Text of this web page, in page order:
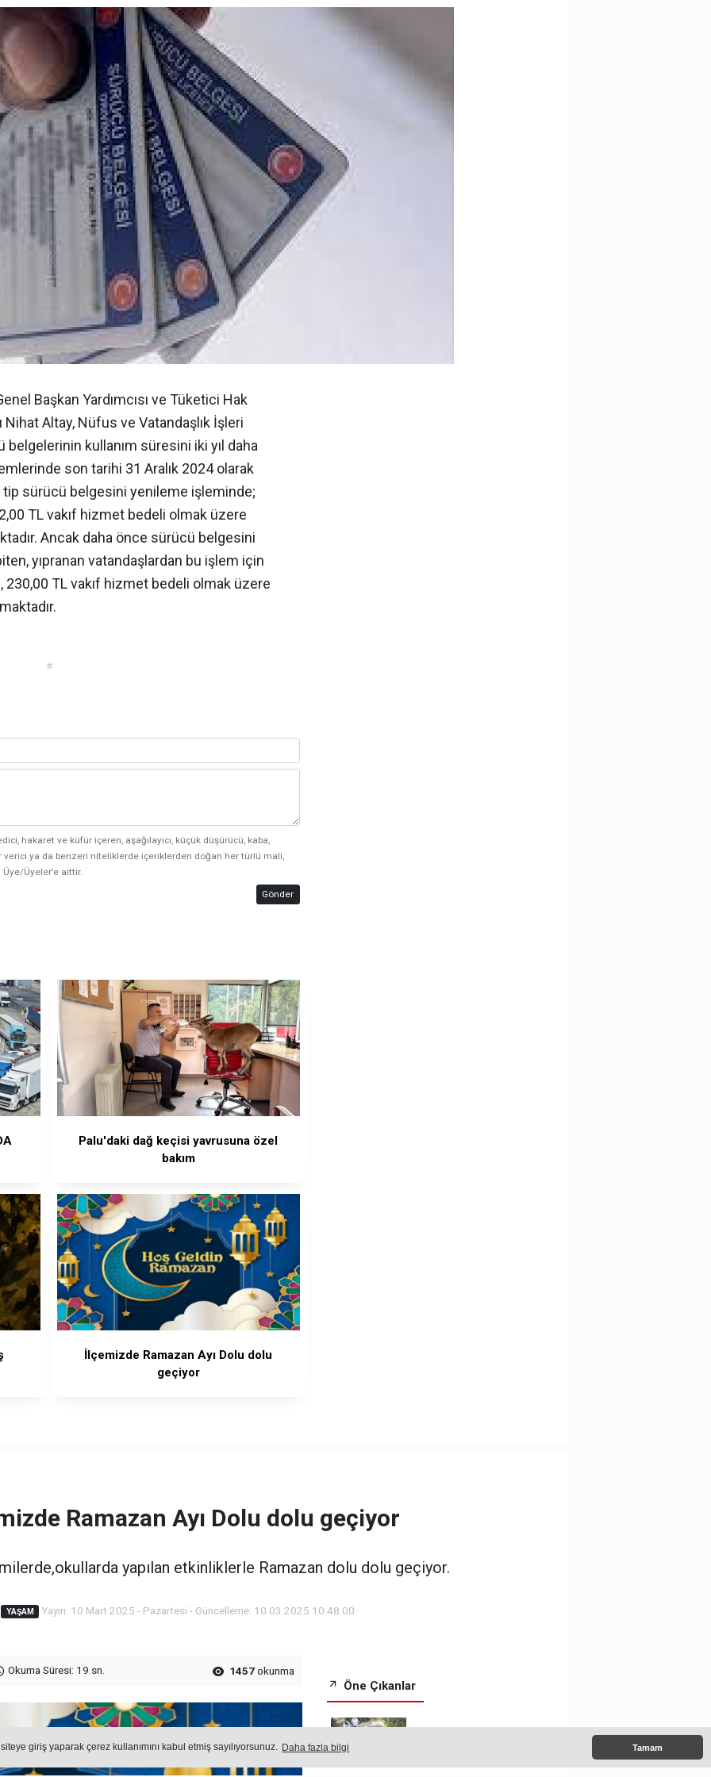
giriş yaparak çerez kullanımını kabul etmiş sayılıyorsunuz. Daha fazla bilgi Tamam
Başkan Yardımcısı ve Tüketici Hak
Nihat Altay, Nüfus ve Vatandaşlık İşleri
kullanım süresini iki yıl daha
son tarihi 31 Aralık 2024 olarak
tip sürücü belgesini yenileme işleminde;
TL vakıf hizmet bedeli olmak üzere
Ancak daha önce sürücü belgesini
yıpranan vatandaşlardan bu işlem için
230,00 TL vakıf hizmet bedeli olmak üzere
#
hakaret ve küfür içeren, aşağılayıcı, küçük düşürücü, kaba,
verici ya da benzeri niteliklerde içeriklerden doğan her türlü mali,
Üyeler’e aittir.
Gönder
Palu'daki dağ keçisi yavrusuna özel
bakım
İlçemizde Ramazan Ayı Dolu dolu
geçiyor
Ramazan Ayı Dolu dolu geçiyor
yapılan etkinliklerle Ramazan dolu dolu geçiyor.
YAŞAM Yayın: 10 Mart 2025 - Pazartesi - Güncelleme: 10.03.2025 10:48:00
Okuma Süresi: 19 sn. 1457okunma
Öne Çıkanlar
yaklaştı